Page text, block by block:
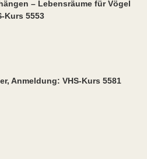
– Lebensräume für Vögel
Kurs 5553
Anmeldung: VHS-Kurs 5581